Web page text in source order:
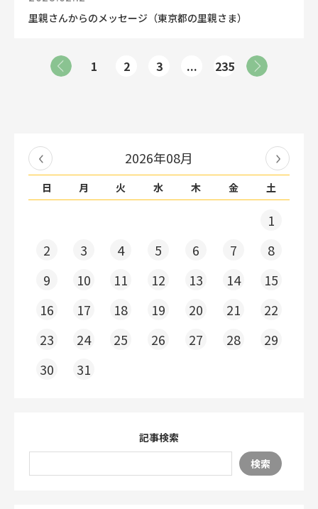
里親さんからのメッセージ（東京都の里親さま）
1 2 3 ... 235
2026年08月
日 月 火 水 木 金 土
1
2
3 4 5 6 7
8
9
10 11 12 13 14
15
16
17 18 19 20 21
22
23
24 25 26 27 28
29
30
31
記事検索
検索